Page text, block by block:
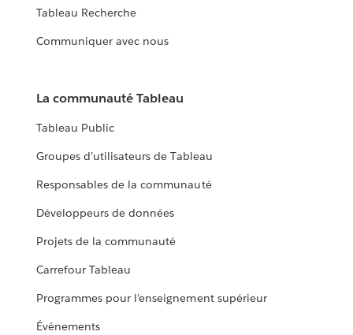
Tableau Recherche
Communiquer avec nous
La communauté Tableau
Tableau Public
Groupes d’utilisateurs de Tableau
Responsables de la communauté
Développeurs de données
Projets de la communauté
Carrefour Tableau
Programmes pour l’enseignement supérieur
Événements